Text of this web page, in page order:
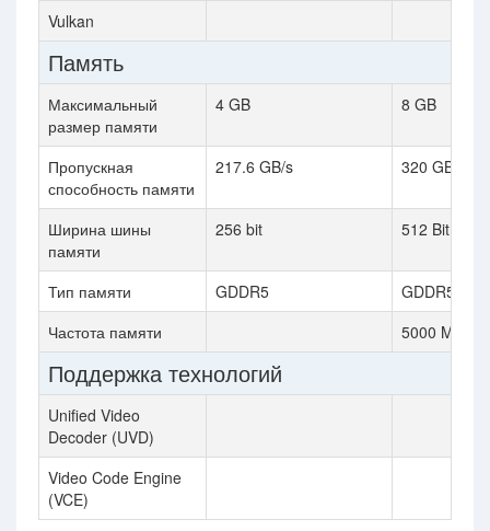
Vulkan
Память
Максимальный
размер памяти
4 GB 8 GB
Пропускная
способность памяти
217.6 GB/s 320 GB / s
Ширина шины
памяти
256 bit 512 Bit
Тип памяти GDDR5
GDDR5
Частота памяти
5000 MHz
Поддержка технологий
Unified Video
Decoder (UVD)
Video Code Engine
(VCE)